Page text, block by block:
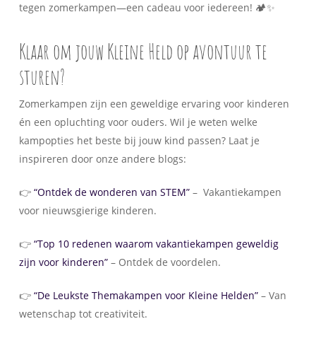
tegen zomerkampen—een cadeau voor iedereen! 🏕️✨
Klaar om jouw Kleine Held op avontuur te
sturen?
Zomerkampen zijn een geweldige ervaring voor kinderen
én een opluchting voor ouders. Wil je weten welke
kampopties het beste bij jouw kind passen? Laat je
inspireren door onze andere blogs:
👉“Ontdek de wonderen van STEM” – Vakantiekampen
voor nieuwsgierige kinderen.
👉“Top 10 redenen waarom vakantiekampen geweldig
zijn voor kinderen” – Ontdek de voordelen.
👉“De Leukste Themakampen voor Kleine Helden” – Van
wetenschap tot creativiteit.